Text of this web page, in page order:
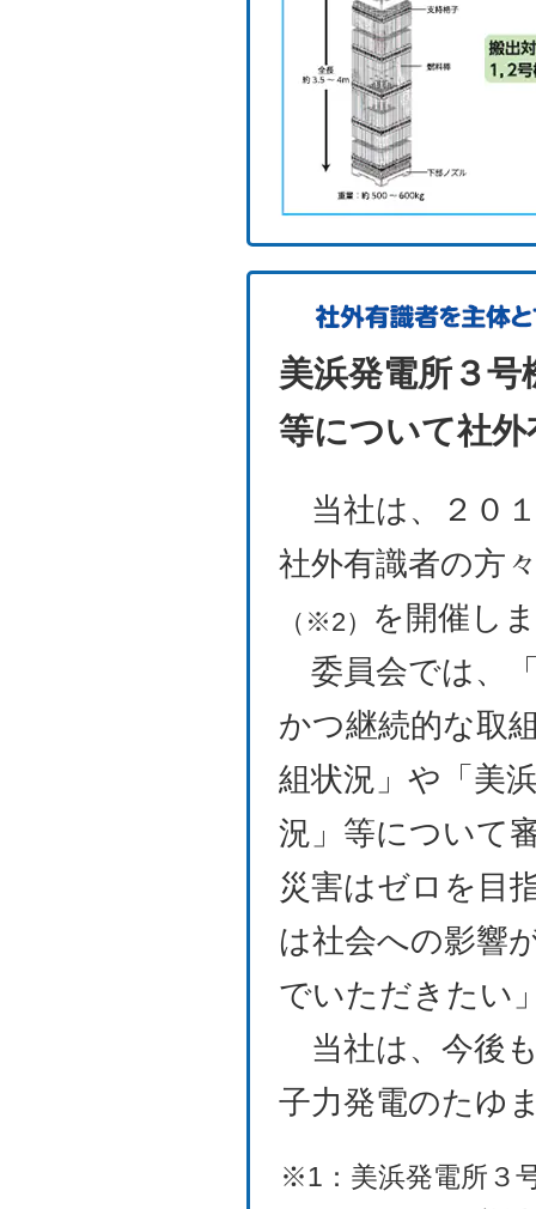
美浜発電所３号
等について社
当社は、２０
社外有識者の方
（※2）
を開催し
委員会では、
かつ継続的な取
組状況」や「美
況」等について
災害はゼロを目
は社会への影響
でいただきたい
当社は、今後
子力発電のたゆ
※1：美浜発電所３